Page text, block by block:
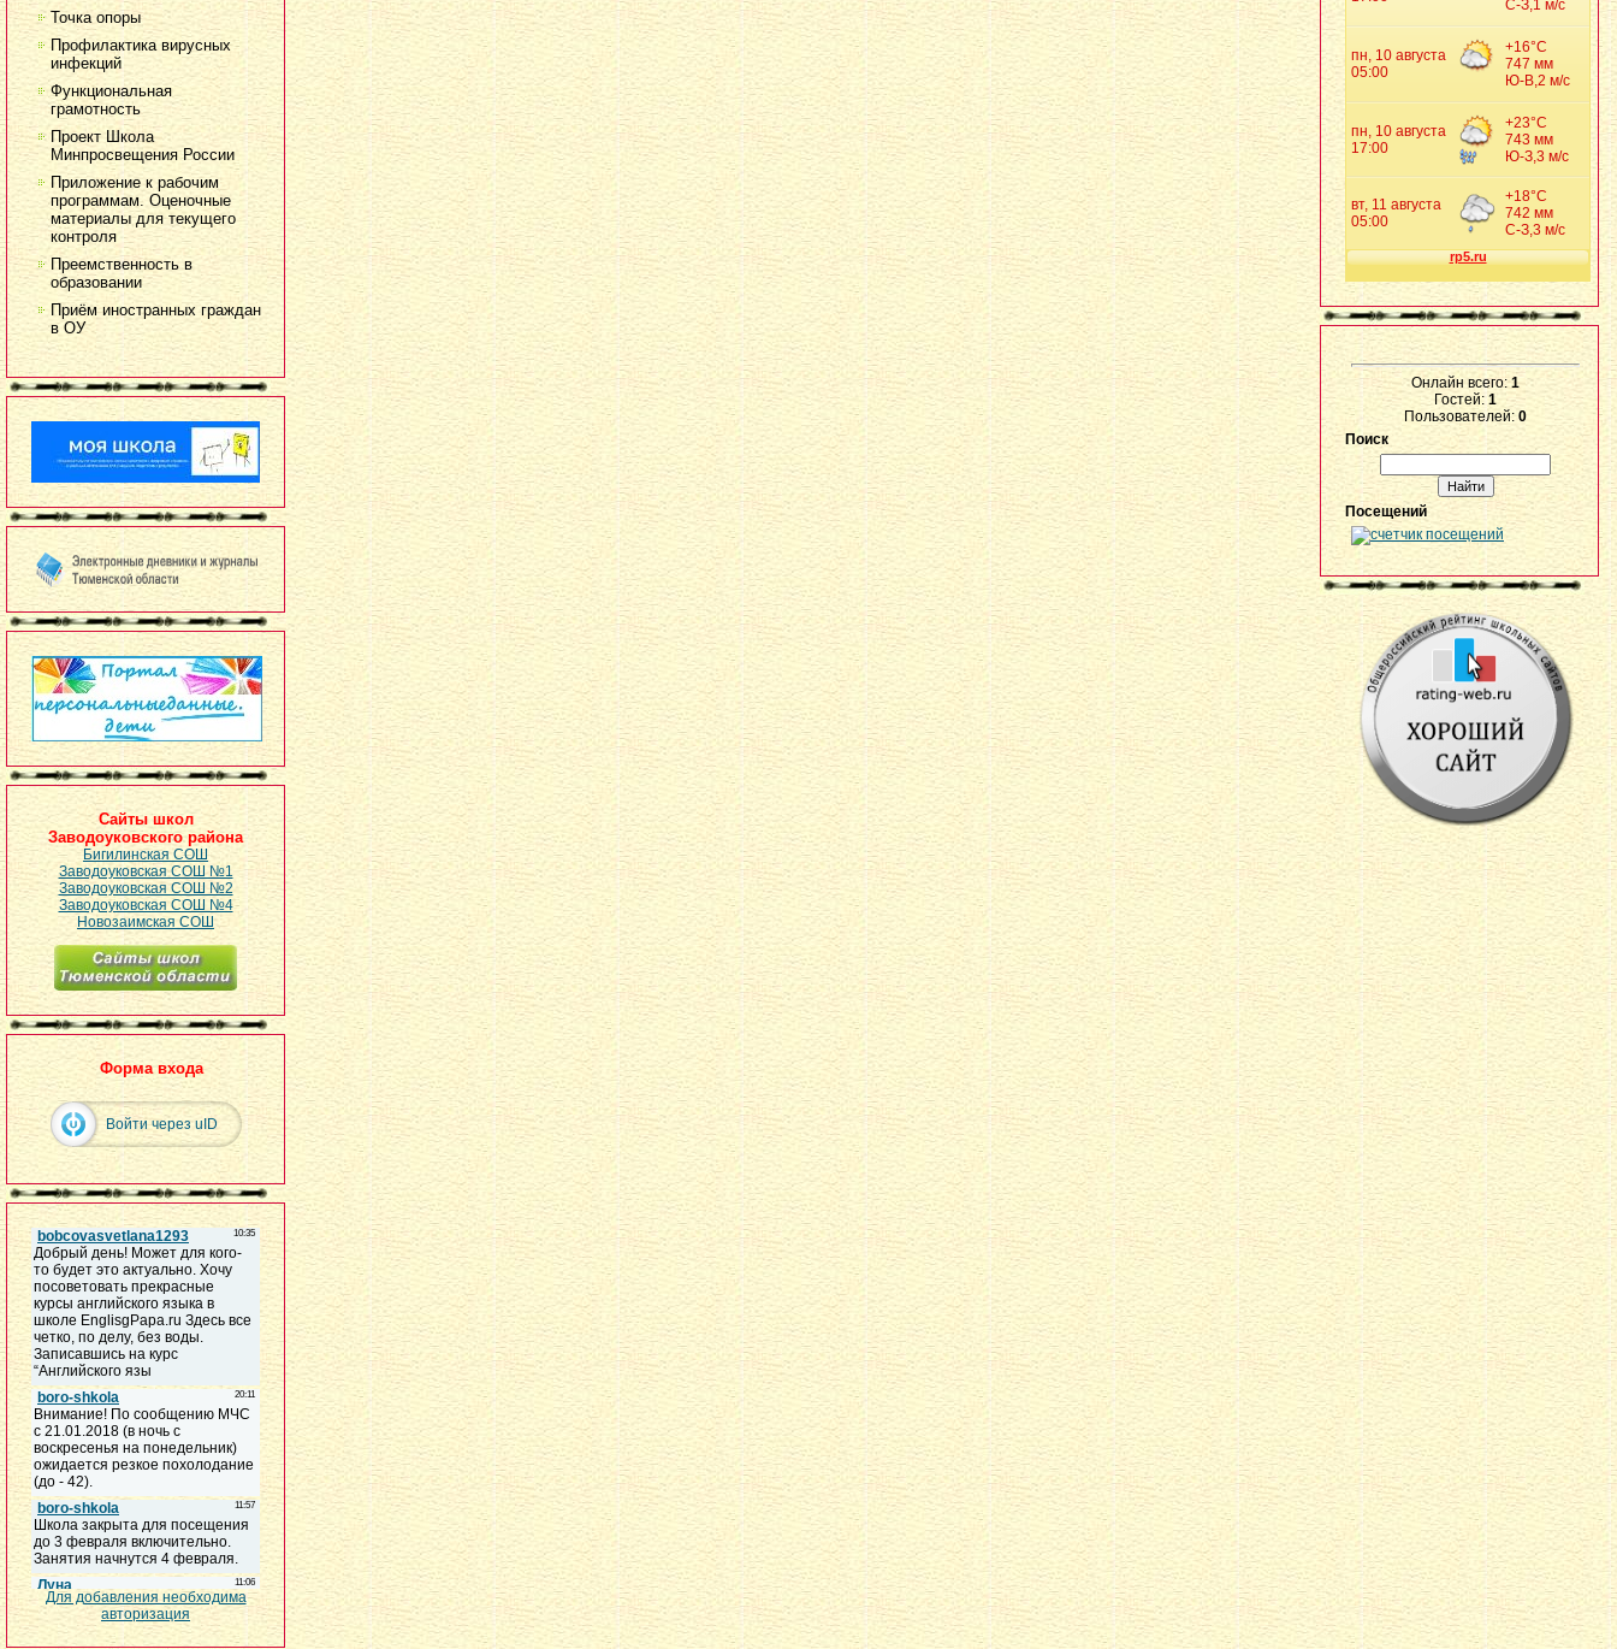
Точка опоры
Профилактика вирусных
инфекций
Функциональная
грамотность
Проект Школа
Минпросвещения России
Приложение к рабочим
программам. Оценочные
материалы для текущего
контроля
Преемственность в
образовании
Приём иностранных граждан
в ОУ
Сайты школ
Заводоуковского района
Бигилинская СОШ
Заводоуковская СОШ №1
Заводоуковская СОШ №2
Заводоуковская СОШ №4
Новозаимская СОШ
Форма входа
Войти через uID
Для добавления необходима
авторизация
Онлайн всего:1
Гостей: 1
Пользователей: 0
Поиск
Посещений